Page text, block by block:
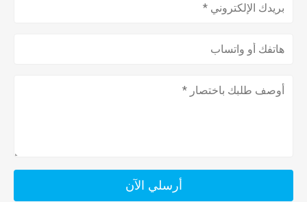
أرسلي الآن